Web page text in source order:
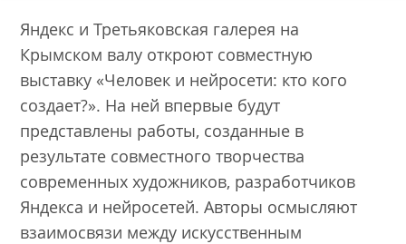
Яндекс и Третьяковская галерея на
Крымском валу откроют совместную
выставку «Человек и нейросети: кто кого
создает?». На ней впервые будут
представлены работы, созданные в
результате совместного творчества
современных художников, разработчиков
Яндекса и нейросетей. Авторы осмысляют
взаимосвязи между искусственным